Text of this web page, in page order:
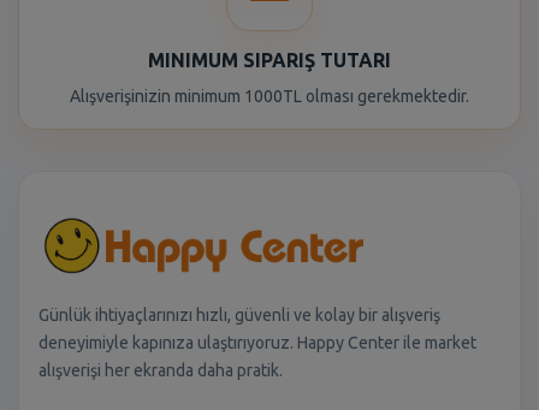
MINIMUM SIPARIŞ TUTARI
Alışverişinizin minimum 1000TL olması gerekmektedir.
Günlük ihtiyaçlarınızı hızlı, güvenli ve kolay bir alışveriş
deneyimiyle kapınıza ulaştırıyoruz. Happy Center ile market
alışverişi her ekranda daha pratik.